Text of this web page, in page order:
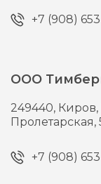
+7 (908)
ООО
249440, Киров,
Пролетарская,
+7 (908)